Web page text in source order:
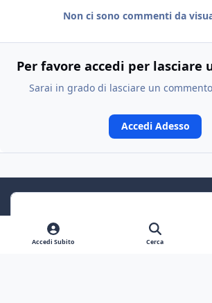
Non ci sono commenti da
Per favore accedi per lasciare
Sarai in grado di lasciare un
Accedi Adesso
Accedi Subito Cerca